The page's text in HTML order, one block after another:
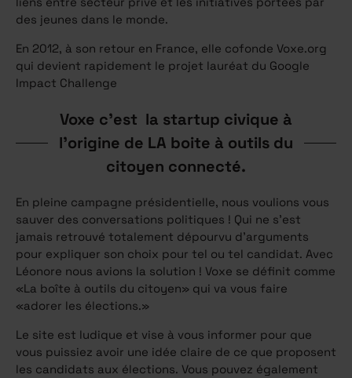
des jeunes dans le monde.
En 2012, à son retour en France, elle cofonde Voxe.org
qui devient rapidement le projet lauréat du Google
Impact Challenge
Voxe c’est la startup civique à
l’origine de LA boite à outils du
citoyen connecté.
En pleine campagne présidentielle, nous voulions vous
sauver des conversations politiques ! Qui ne s’est
jamais retrouvé totalement dépourvu d’arguments
pour expliquer son choix pour tel ou tel candidat. Avec
Léonore nous avions la solution ! Voxe se définit comme
«La boîte à outils du citoyen» qui va vous faire
«adorer les élections.»
Le site est ludique et vise à vous informer pour que
vous puissiez avoir une idée claire de ce que proposent
les candidats aux élections. Vous pouvez également